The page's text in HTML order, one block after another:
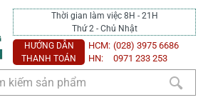
Thời gian làm việc 8H - 21H
Thứ 2 - Chủ Nhật
HƯỚNG DẪN
THANH TOÁN
HCM: (028) 3975 6686
HN:
0971 233 253